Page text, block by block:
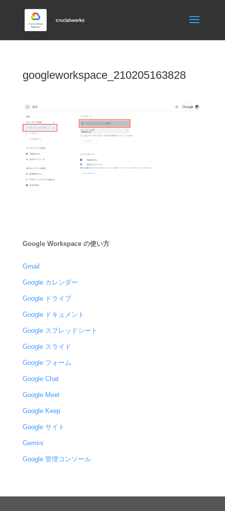
googleworkspace_210205163828
Google Workspace の使い方
Gmail
Google カレンダー
Google ドライブ
Google ドキュメント
Google スプレッドシート
Google スライド
Google フォーム
Google Chat
Google Meet
Google Keep
Google サイト
Gemini
Google 管理コンソール